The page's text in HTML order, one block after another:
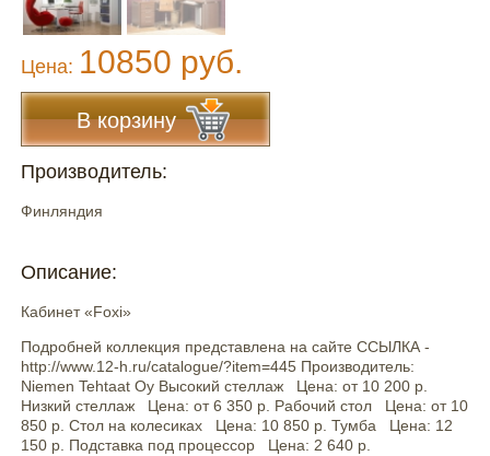
Цена: 10850 руб.
В корзину
Производитель:
Финляндия
Описание:
Кабинет «Foxi»
Подробней коллекция представлена на сайте ССЫЛКА -
http://www.12-h.ru/catalogue/?item=445 Производитель:
Niemen Tehtaat Oy Высокий стеллаж Цена: от 10 200 р.
Низкий стеллаж Цена: от 6 350 р. Рабочий стол Цена: от 10
850 р. Стол на колесиках Цена: 10 850 р. Тумба Цена: 12
150 р. Подставка под процессор Цена: 2 640 р.